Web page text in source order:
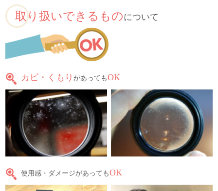
取り扱いできるものについて
カビ・くもり があってもOK
使用感・ダメージがあってもOK